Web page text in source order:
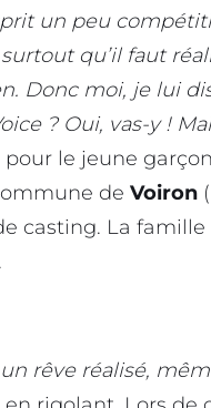
un peu
qu’il faut
Donc moi, je lui
? Oui, vas-y !
le jeune garçon.
de Voiron
casting. La
rêve réalisé,